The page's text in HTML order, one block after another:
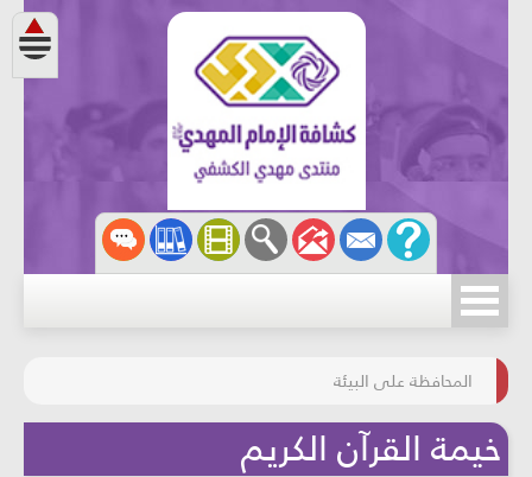
مسابقة الركب الحسينيّ
المحافظة على البيئة
خيمة القرآن الكريم